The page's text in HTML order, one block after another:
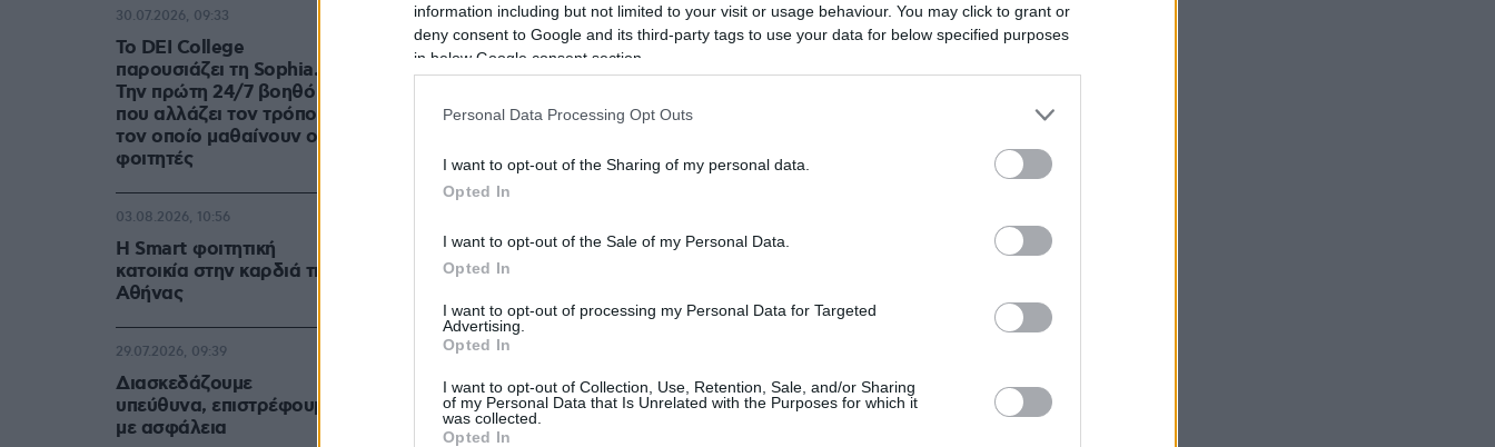
information including but not limited to your visit or usage behaviour. You may click to grant or
deny consent to Google and its third-party tags to use your data for below specified purposes
in below Google consent section.
Personal Data Processing Opt Outs
I want to opt-out of the Sharing of my personal data.
Opted In
I want to opt-out of the Sale of my Personal Data.
Opted In
I want to opt-out of processing my Personal Data for Targeted
Advertising.
Opted In
I want to opt-out of Collection, Use, Retention, Sale, and/or Sharing
of my Personal Data that Is Unrelated with the Purposes for which it
was collected.
Opted In
Το DEI College
παρουσιάζει τη Sophia.
Την πρώτη 24/7 βοηθό AI
που αλλάζει τον τρόπο με
τον οποίο μαθαίνουν οι
φοιτητές
30.07.2026, 09:33
Η Smart φοιτητική
κατοικία στην καρδιά της
Αθήνας
03.08.2026, 10:56
Διασκεδάζουμε
υπεύθυνα, επιστρέφουμε
με ασφάλεια
29.07.2026, 09:39